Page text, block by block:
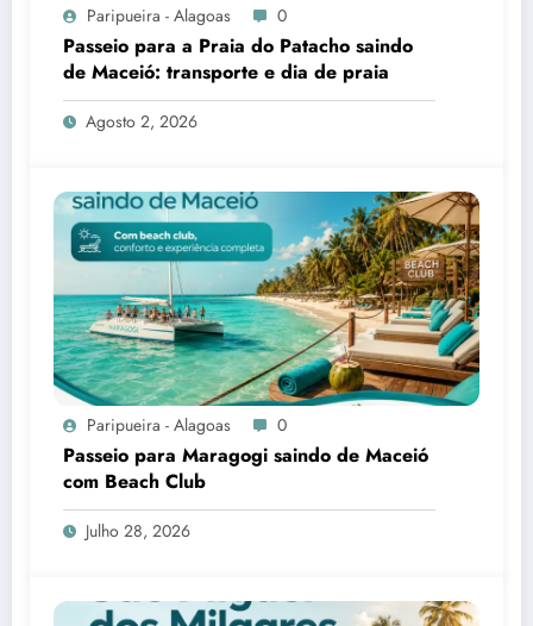
Paripueira - Alagoas 0
Passeio para a Praia do Patacho saindo
de Maceió: transporte e dia de praia
Agosto 2, 2026
Paripueira - Alagoas 0
Passeio para Maragogi saindo de Maceió
com Beach Club
Julho 28, 2026